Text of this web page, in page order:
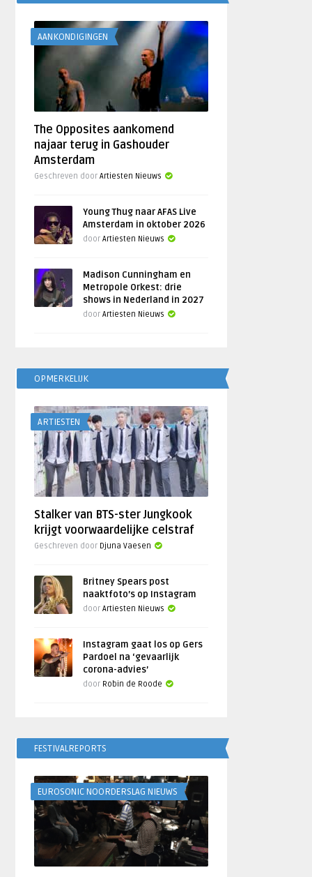
AANKONDIGINGEN
The Opposites aankomend
najaar terug in Gashouder
Amsterdam
Geschreven doorArtiesten Nieuws
Young Thug naar AFAS Live
Amsterdam in oktober 2026
doorArtiesten Nieuws
Madison Cunningham en
Metropole Orkest: drie
shows in Nederland in 2027
doorArtiesten Nieuws
OPMERKELIJK
ARTIESTEN
Stalker van BTS-ster Jungkook
krijgt voorwaardelijke celstraf
Geschreven door Djuna Vaesen
Britney Spears post
naaktfoto’s op Instagram
doorArtiesten Nieuws
Instagram gaat los op Gers
Pardoel na ‘gevaarlijk
corona-advies’
door Robin de Roode
FESTIVALREPORTS
EUROSONIC NOORDERSLAG NIEUWS